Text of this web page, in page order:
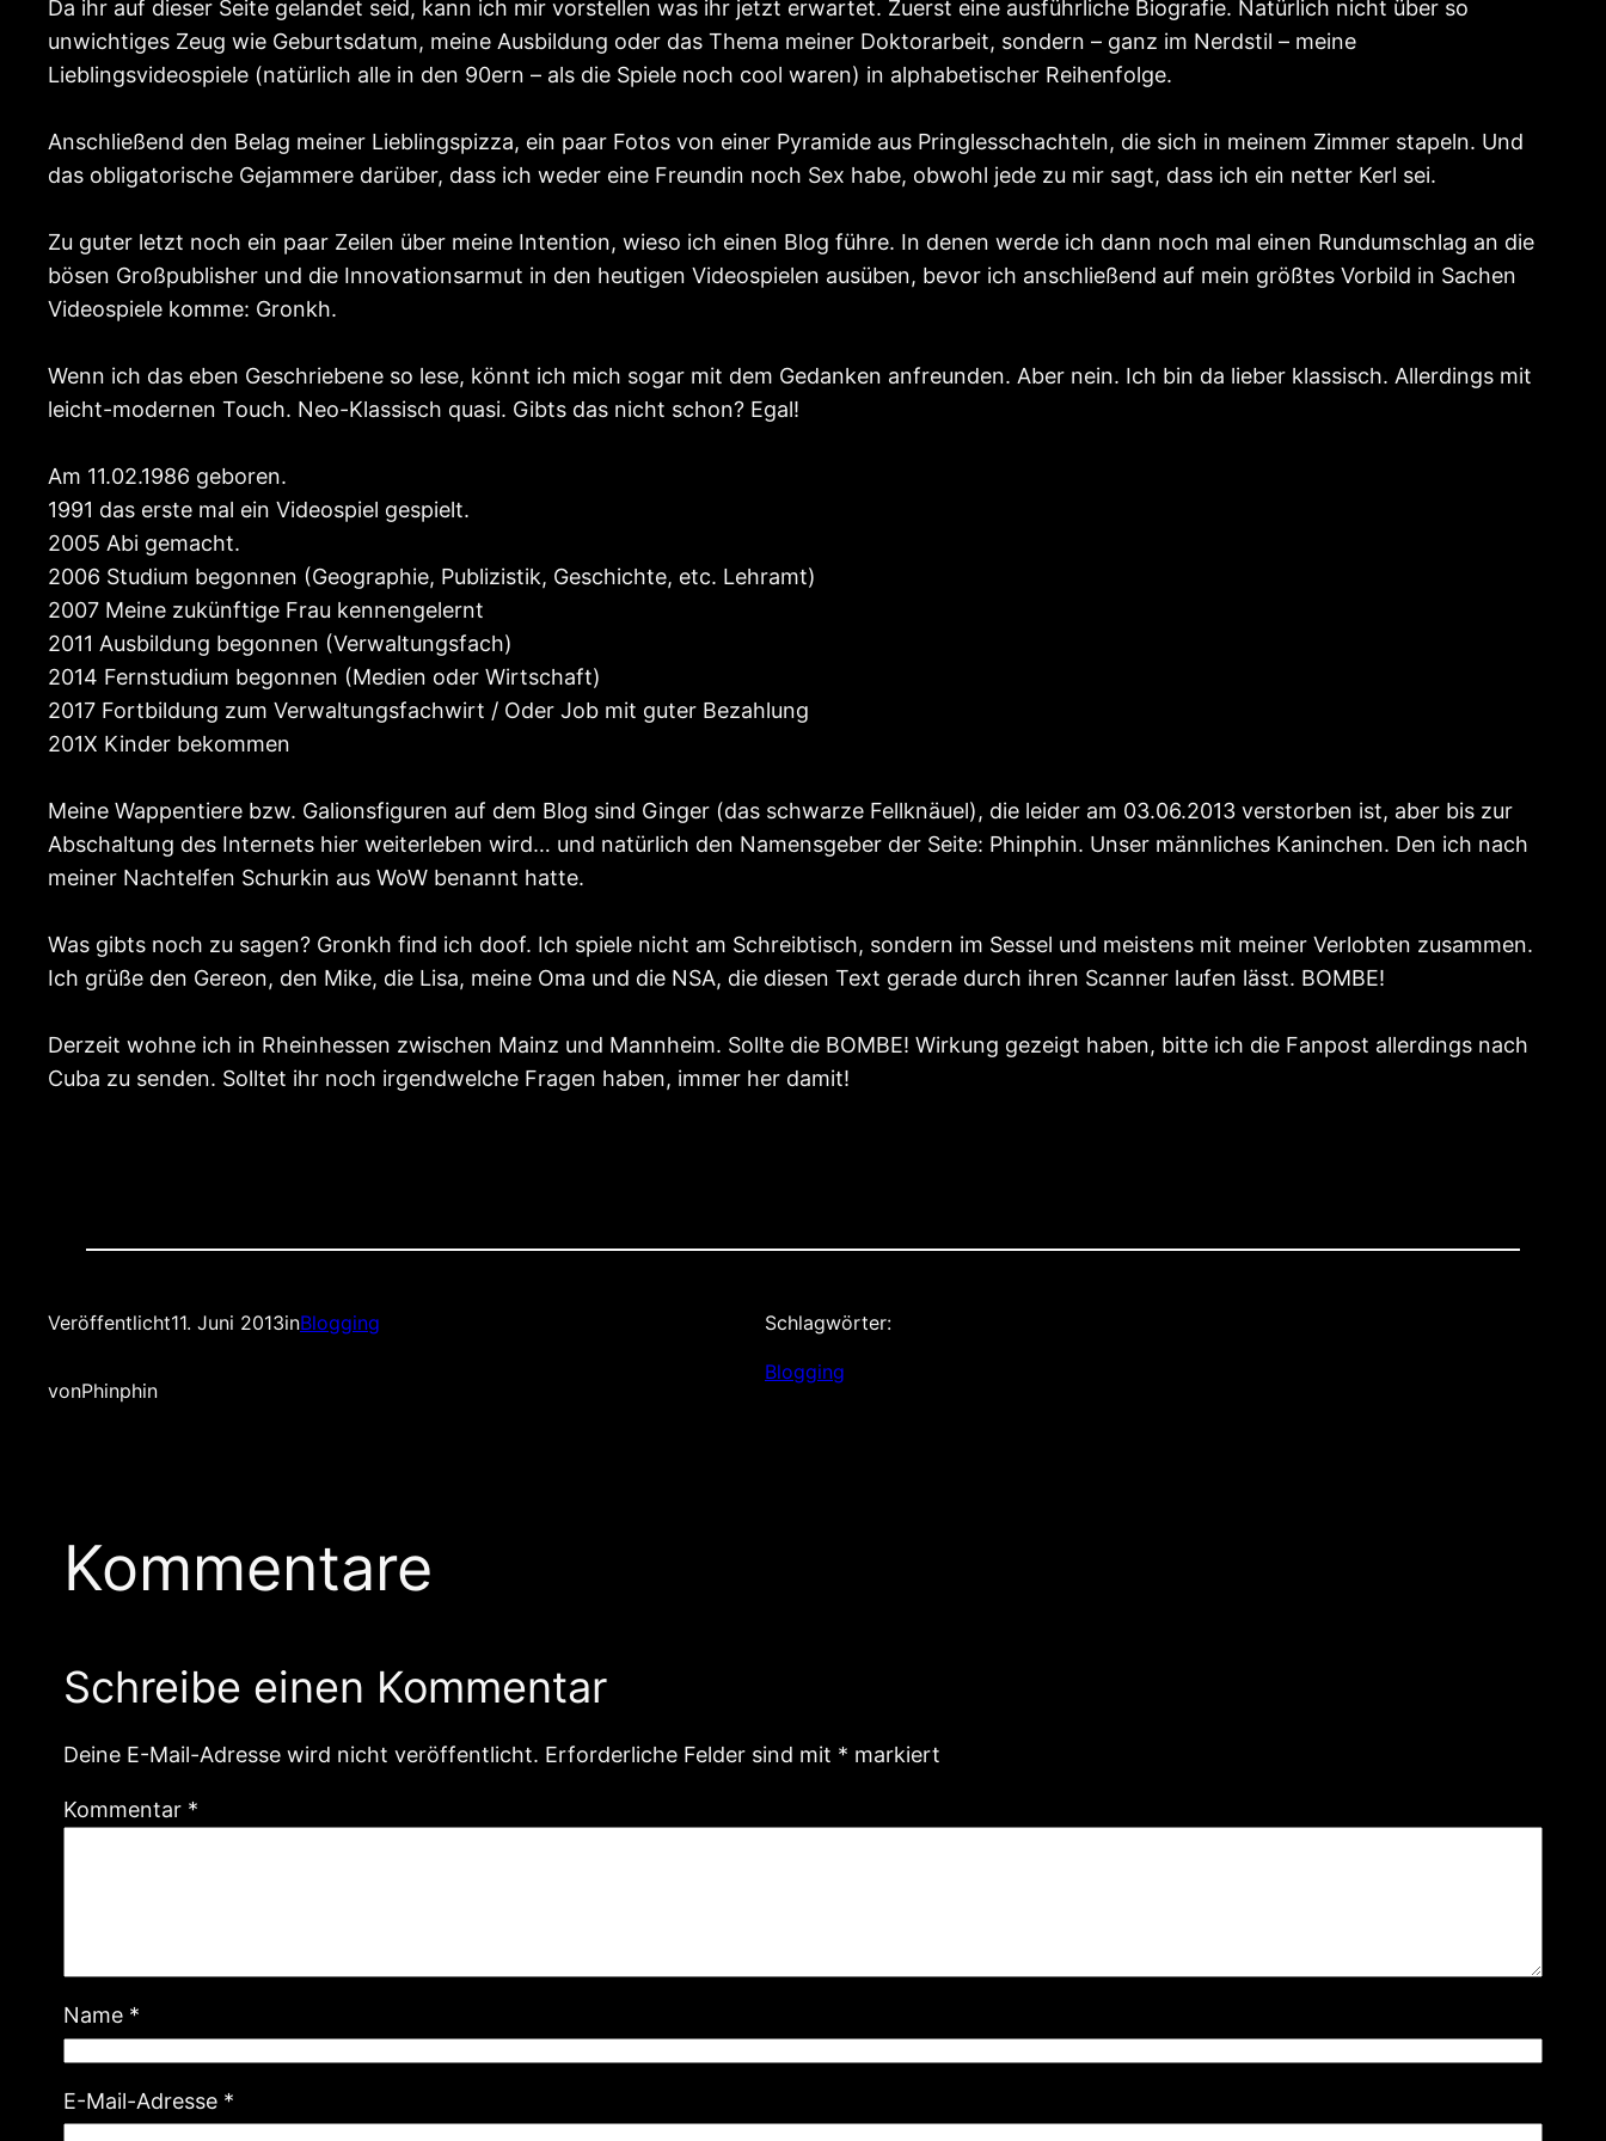
Da ihr auf dieser Seite gelandet seid, kann ich mir vorstellen was ihr jetzt erwartet. Zuerst eine ausführliche Biografie. Natürlich nicht über so
unwichtiges Zeug wie Geburtsdatum, meine Ausbildung oder das Thema meiner Doktorarbeit, sondern – ganz im Nerdstil – meine
Lieblingsvideospiele (natürlich alle in den 90ern – als die Spiele noch cool waren) in alphabetischer Reihenfolge.
Anschließend den Belag meiner Lieblingspizza, ein paar Fotos von einer Pyramide aus Pringlesschachteln, die sich in meinem Zimmer stapeln. Und
das obligatorische Gejammere darüber, dass ich weder eine Freundin noch Sex habe, obwohl jede zu mir sagt, dass ich ein netter Kerl sei.
Zu guter letzt noch ein paar Zeilen über meine Intention, wieso ich einen Blog führe. In denen werde ich dann noch mal einen Rundumschlag an die
bösen Großpublisher und die Innovationsarmut in den heutigen Videospielen ausüben, bevor ich anschließend auf mein größtes Vorbild in Sachen
Videospiele komme: Gronkh.
Wenn ich das eben Geschriebene so lese, könnt ich mich sogar mit dem Gedanken anfreunden. Aber nein. Ich bin da lieber klassisch. Allerdings mit
leicht-modernen Touch. Neo-Klassisch quasi. Gibts das nicht schon? Egal!
Am 11.02.1986 geboren.
1991 das erste mal ein Videospiel gespielt.
2005 Abi gemacht.
2006 Studium begonnen (Geographie, Publizistik, Geschichte, etc. Lehramt)
2007 Meine zukünftige Frau kennengelernt
2011 Ausbildung begonnen (Verwaltungsfach)
2014 Fernstudium begonnen (Medien oder Wirtschaft)
2017 Fortbildung zum Verwaltungsfachwirt / Oder Job mit guter Bezahlung
201X Kinder bekommen
Meine Wappentiere bzw. Galionsfiguren auf dem Blog sind Ginger (das schwarze Fellknäuel), die leider am 03.06.2013 verstorben ist, aber bis zur
Abschaltung des Internets hier weiterleben wird… und natürlich den Namensgeber der Seite: Phinphin. Unser männliches Kaninchen. Den ich nach
meiner Nachtelfen Schurkin aus WoW benannt hatte.
Was gibts noch zu sagen? Gronkh find ich doof. Ich spiele nicht am Schreibtisch, sondern im Sessel und meistens mit meiner Verlobten zusammen.
Ich grüße den Gereon, den Mike, die Lisa, meine Oma und die NSA, die diesen Text gerade durch ihren Scanner laufen lässt. BOMBE!
Derzeit wohne ich in Rheinhessen zwischen Mainz und Mannheim. Sollte die BOMBE! Wirkung gezeigt haben, bitte ich die Fanpost allerdings nach
Cuba zu senden. Solltet ihr noch irgendwelche Fragen haben, immer her damit!
Veröffentlicht11. Juni 2013inBlogging
vonPhinphin
Schlagwörter:
Blogging
Kommentare
Schreibe einen Kommentar
Deine E-Mail-Adresse wird nicht veröffentlicht. Erforderliche Felder sind mit * markiert
Kommentar *
Name *
E-Mail-Adresse *